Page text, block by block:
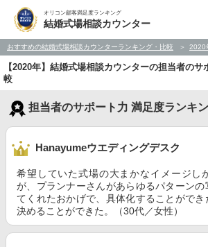
オリコン顧客満足度ランキング
結婚式場相談カウンター
おすすめの結婚式場相談カウンターランキング・比較 2020
【2020年】結婚式場相談カウンターの担当者の
較
担当者のサポート力 満足度ランキ
Hanayumeウエディングデスク
希望していた式場の大まかなイメージし
が、プランナーさんがあらゆるパターンの
てくれたおかげで、具体化することがで
決めることができた。（30代／女性）